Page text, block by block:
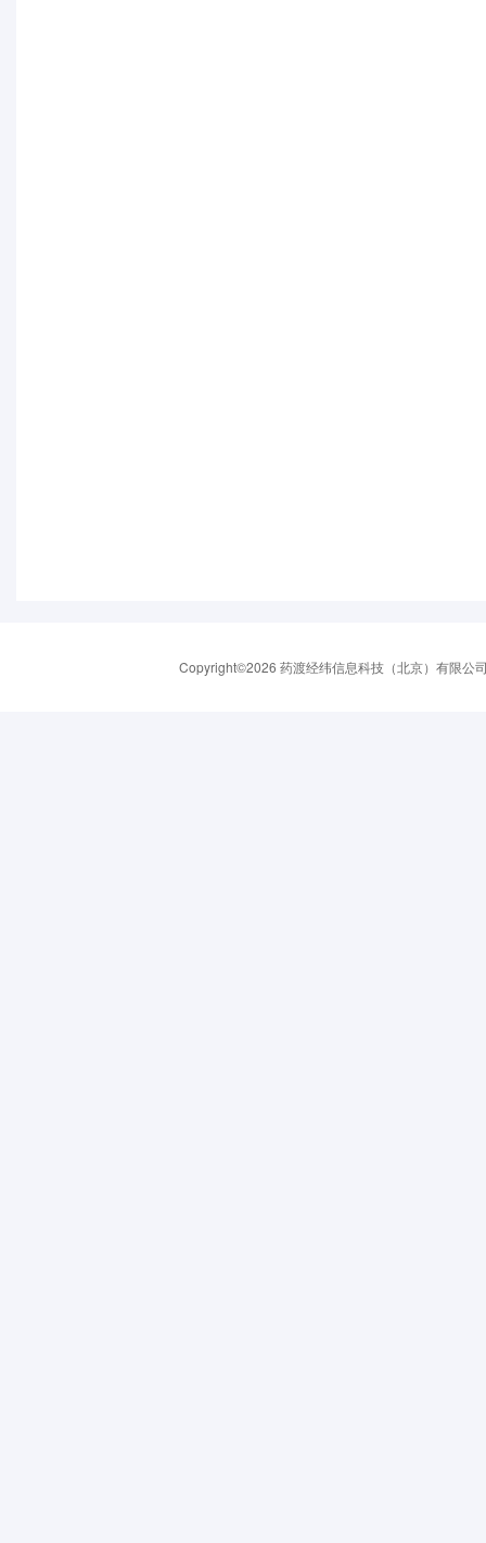
Copyright©2026 药渡经纬信息科技（北京）有限公